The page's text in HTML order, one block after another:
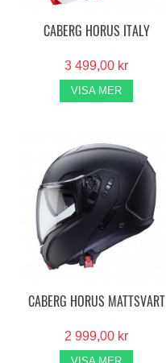
CABERG HORUS ITALY
3 499,00 kr
VISA MER
CABERG HORUS MATTSVART
2 999,00 kr